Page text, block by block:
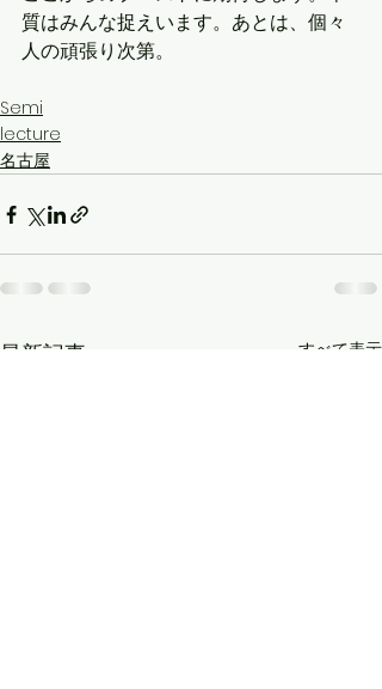
質はみんな捉えいます。あとは、個々
人の頑張り次第。
Semi
lecture
名古屋
最新記事 すべて表示